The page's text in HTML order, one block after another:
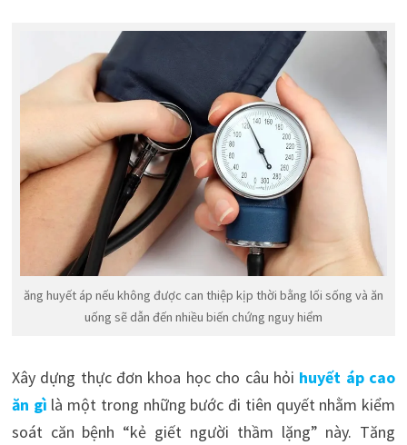
ăng huyết áp nếu không được can thiệp kịp thời bằng lối sống và ăn
uống sẽ dẫn đến nhiều biến chứng nguy hiểm
Xây dựng thực đơn khoa học cho câu hỏi huyết áp cao
ăn gì là một trong những bước đi tiên quyết nhằm kiểm
soát căn bệnh “kẻ giết người thầm lặng” này. Tăng